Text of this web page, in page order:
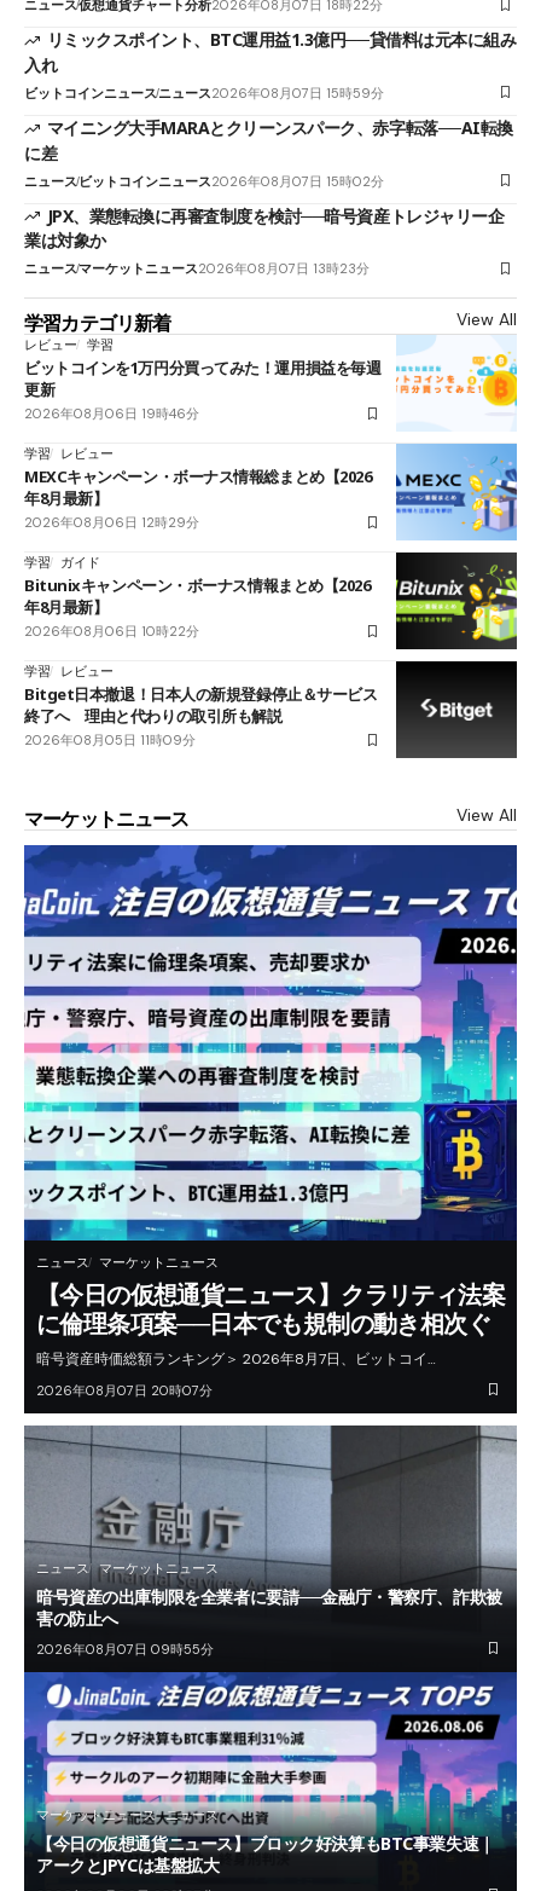
ニュース仮想通貨チャート分析2026年08月07日 18時22分
リミックスポイント、BTC運用益1.3億円──貸借料は元本に組み
入れ
ビットコインニュースニュース2026年08月07日 15時59分
マイニング大手MARAとクリーンスパーク、赤字転落──AI転換
に差
ニュースビットコインニュース2026年08月07日 15時02分
JPX、業態転換に再審査制度を検討──暗号資産トレジャリー企
業は対象か
ニュースマーケットニュース2026年08月07日 13時23分
学習カテゴリ新着 View All
レビュー 学習
ビットコインを1万円分買ってみた！運用損益を毎週
更新
2026年08月06日 19時46分
学習 レビュー
MEXCキャンペーン・ボーナス情報総まとめ【2026
年8月最新】
2026年08月06日 12時29分
学習 ガイド
Bitunixキャンペーン・ボーナス情報まとめ【2026
年8月最新】
2026年08月06日 10時22分
学習 レビュー
Bitget日本撤退！日本人の新規登録停止＆サービス
終了へ 理由と代わりの取引所も解説
2026年08月05日 11時09分
マーケットニュース View All
ニュース マーケットニュース
【今日の仮想通貨ニュース】クラリティ法案
に倫理条項案──日本でも規制の動き相次ぐ
暗号資産時価総額ランキング＞ 2026年8月7日、ビットコイ…
2026年08月07日 20時07分
ニュース マーケットニュース
暗号資産の出庫制限を全業者に要請──金融庁・警察庁、詐欺被
害の防止へ
2026年08月07日 09時55分
マーケットニュース ニュース
【今日の仮想通貨ニュース】ブロック好決算もBTC事業失速｜
アークとJPYCは基盤拡大